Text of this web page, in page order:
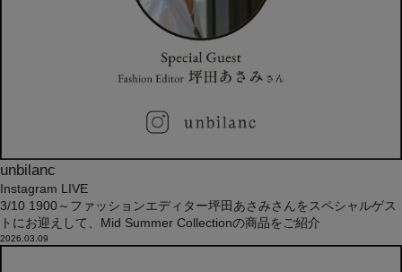
unbilanc
Instagram LIVE
3/10 1900～ファッションエディター坪田あさみさんをスペシャルゲス
トにお迎えして、Mid Summer Collectionの商品をご紹介
2026.03.09